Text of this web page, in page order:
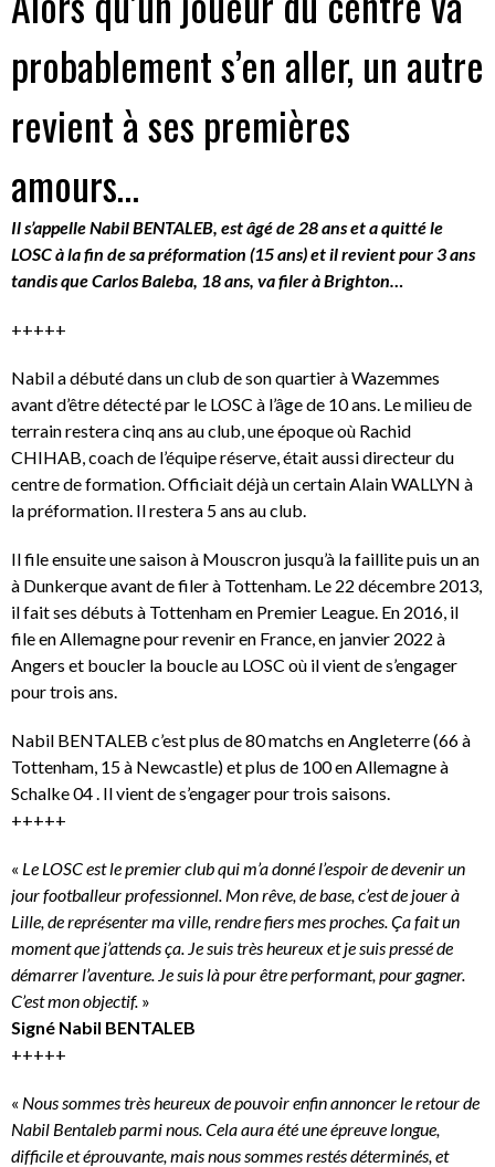
probablement s’en aller, un autre
revient à ses premières
amours…
Il s’appelle Nabil BENTALEB, est âgé de 28 ans et a quitté le
LOSC à la fin de sa préformation (15 ans) et il revient pour 3 ans
tandis que Carlos Baleba, 18 ans, va filer à Brighton…
+++++
Nabil a débuté dans un club de son quartier à Wazemmes
avant d’être détecté par le LOSC à l’âge de 10 ans. Le milieu de
terrain restera cinq ans au club, une époque où Rachid
CHIHAB, coach de l’équipe réserve, était aussi directeur du
centre de formation. Officiait déjà un certain Alain WALLYN à
la préformation. Il restera 5 ans au club.
Il file ensuite une saison à Mouscron jusqu’à la faillite puis un an
à Dunkerque avant de filer à Tottenham. Le 22 décembre 2013,
il fait ses débuts à Tottenham en Premier League. En 2016, il
file en Allemagne pour revenir en France, en janvier 2022 à
Angers et boucler la boucle au LOSC où il vient de s’engager
pour trois ans.
Nabil BENTALEB c’est plus de 80 matchs en Angleterre (66 à
Tottenham, 15 à Newcastle) et plus de 100 en Allemagne à
Schalke 04 . Il vient de s’engager pour trois saisons.
+++++
« Le LOSC est le premier club qui m’a donné l’espoir de devenir un
jour footballeur professionnel. Mon rêve, de base, c’est de jouer à
Lille, de représenter ma ville, rendre fiers mes proches. Ça fait un
moment que j’attends ça. Je suis très heureux et je suis pressé de
démarrer l’aventure. Je suis là pour être performant, pour gagner.
C’est mon objectif. »
Signé Nabil BENTALEB
+++++
« Nous sommes très heureux de pouvoir enfin annoncer le retour de
Nabil Bentaleb parmi nous. Cela aura été une épreuve longue,
difficile et éprouvante, mais nous sommes restés déterminés, et